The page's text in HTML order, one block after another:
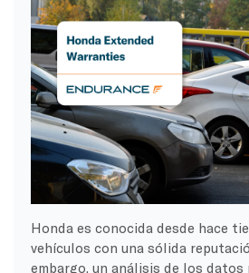
Honda es conocida desde hace
vehículos con una sólida
embargo, un análisis de los datos